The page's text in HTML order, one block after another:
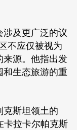
及更广泛的议
不应仅被视为
来源。他指出发
和生态旅游的重
克斯坦领土的
卡拉卡尔帕克斯